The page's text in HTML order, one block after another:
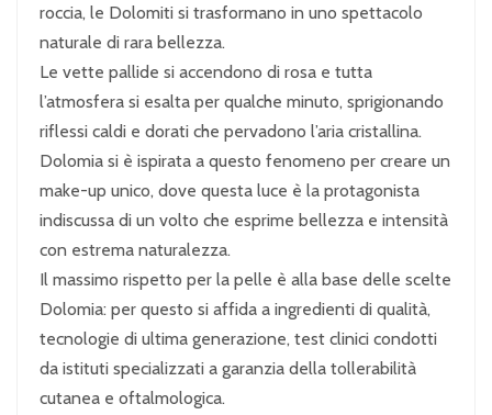
roccia, le Dolomiti si trasformano in uno spettacolo
naturale di rara bellezza.
Le vette pallide si accendono di rosa e tutta
l’atmosfera si esalta per qualche minuto, sprigionando
riflessi caldi e dorati che pervadono l’aria cristallina.
Dolomia si è ispirata a questo fenomeno per creare un
make-up unico, dove questa luce è la protagonista
indiscussa di un volto che esprime bellezza e intensità
con estrema naturalezza.
Il massimo rispetto per la pelle è alla base delle scelte
Dolomia: per questo si affida a ingredienti di qualità,
tecnologie di ultima generazione, test clinici condotti
da istituti specializzati a garanzia della tollerabilità
cutanea e oftalmologica.